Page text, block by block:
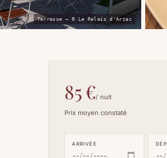
Terrasse — © Le Relais d'Arzac
85 €/ nuit
Prix moyen constaté
ARRIVÉE